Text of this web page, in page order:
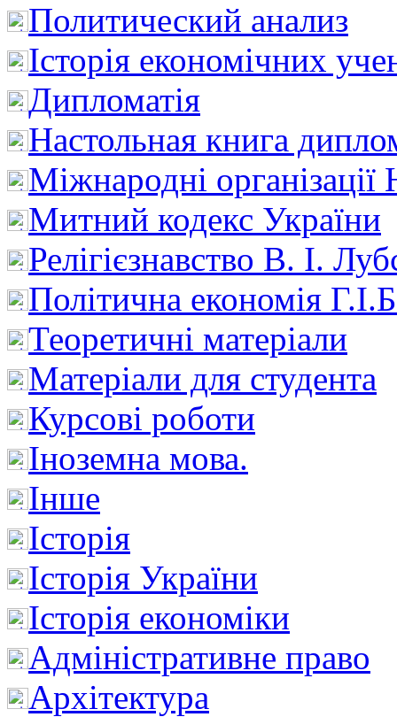
Политический анализ
Історія економічних
Дипломатія
Настольная книга
Міжнародні
Митний кодекс України
Релігієзнавство В. І.
Політична економія
Теоретичні матеріали
Матеріали для студента
Курсові роботи
Іноземна мова.
Інше
Історія
Історія України
Історія економіки
Адміністративне право
Архітектура